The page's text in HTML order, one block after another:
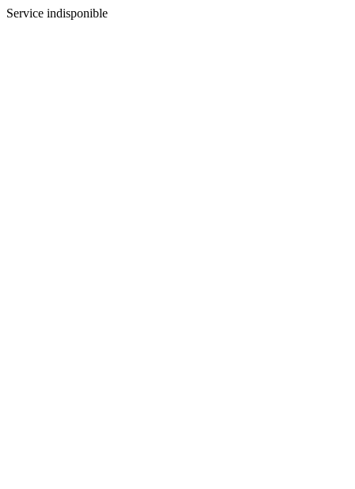
Service indisponible